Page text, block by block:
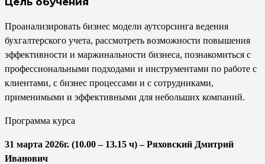
Проанализировать бизнес модели аутсорсинга ведения
бухгалтерского учета, рассмотреть возможности повышения
эффективности и маржинальности бизнеса, познакомиться с
профессиональными подходами и инструментами по работе с
клиентами, с бизнес процессами и с сотрудниками,
применимыми и эффективными для небольших компаний.
Программа курса
31 марта 2026г. (10.00 – 13.15 ч) – Ряховский Дмитрий
Иванович